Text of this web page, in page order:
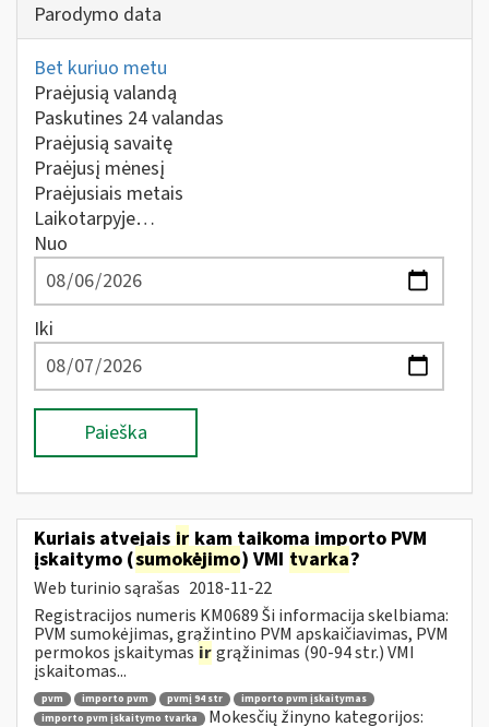
Parodymo data
Bet kuriuo metu
Praėjusią valandą
Paskutines 24 valandas
Praėjusią savaitę
Praėjusį mėnesį
Praėjusiais metais
Laikotarpyje…
Nuo
Iki
Paieška
Kuriais atvejais ir kam taikoma importo PVM
įskaitymo (sumokėjimo) VMI tvarka?
Web turinio sąrašas 2018-11-22
Registracijos numeris KM0689 Ši informacija skelbiama:
PVM sumokėjimas, grąžintino PVM apskaičiavimas, PVM
permokos įskaitymas irgrąžinimas (90-94 str.) VMI
įskaitomas...
pvm importo pvm pvmį 94 str
importo pvm įskaitymas
importo pvm įskaitymo tvarka
Mokesčių žinyno kategorijos: